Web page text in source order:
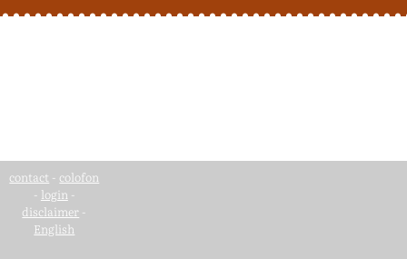
contact - colofon
- login -
disclaimer -
English